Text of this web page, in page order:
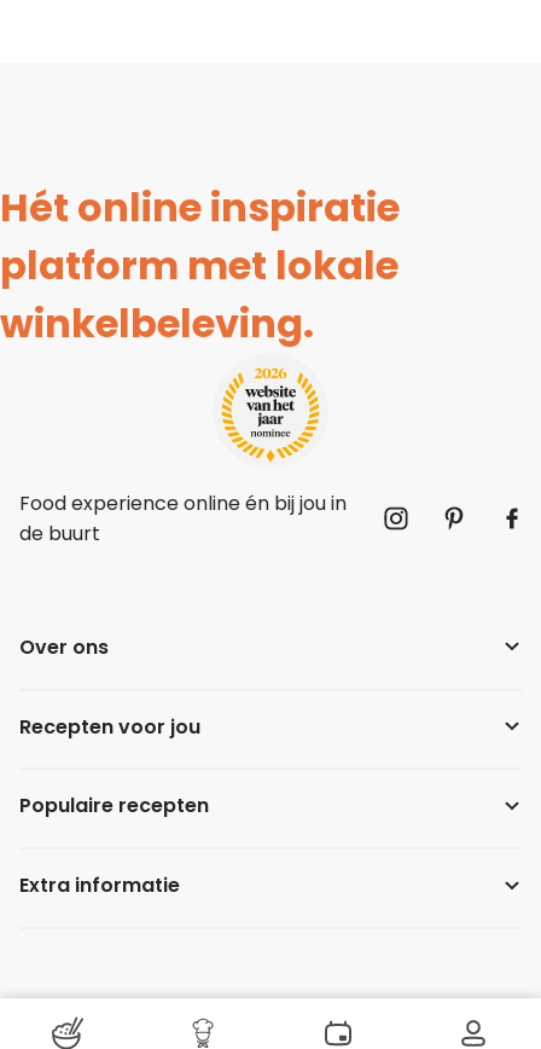
Hét online inspiratie
platform met lokale
winkelbeleving.
Food experience online én bij jou in
de buurt
Over ons
Recepten voor jou
Populaire recepten
Extra informatie